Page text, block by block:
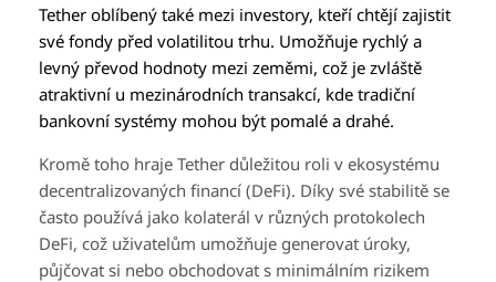
Tether oblíbený také mezi investory, kteří chtějí zajistit
své fondy před volatilitou trhu. Umožňuje rychlý a
levný převod hodnoty mezi zeměmi, což je zvláště
atraktivní u mezinárodních transakcí, kde tradiční
bankovní systémy mohou být pomalé a drahé.
Kromě toho hraje Tether důležitou roli v ekosystému
decentralizovaných financí (DeFi). Díky své stabilitě se
často používá jako kolaterál v různých protokolech
DeFi, což uživatelům umožňuje generovat úroky,
půjčovat si nebo obchodovat s minimálním rizikem